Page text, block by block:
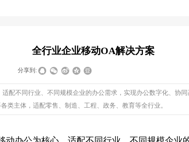
全行业企业移动OA解决方案
分享到:
配不同行业、不同规模企业的办公需求，实现办公数字化、协
类主体，适配零售、制造、工程、政务、教育等全行业。